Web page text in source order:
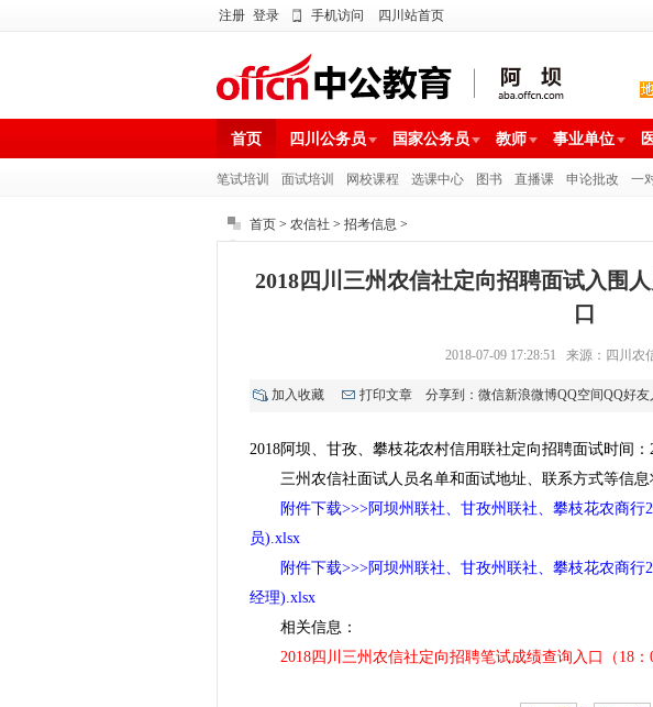
注册 登录 手机访问 四川站首页
首页 四川公务员 国家公务员 教师 事业单位
笔试培训 面试培训 网校课程 选课中心 图书 直播课 申论批改 一
首页 > 农信社 > 招考信息 >
2018四川三州农信社定向招聘面试入围
口
2018-07-09 17:28:51 来源：四川
加入收藏 打印文章 分享到： 微信新浪微博QQ空间QQ好友
2018阿坝、甘孜、攀枝花农村信用联社定向招聘面试时间：
三州农信社面试人员名单和面试地址、联系方式等信
附件下载>>>阿坝州联社、甘孜州联社、攀枝花农商
员).xlsx
附件下载>>>阿坝州联社、甘孜州联社、攀枝花农商行
经理).xlsx
相关信息：
2018四川三州农信社定向招聘笔试成绩查询入口（18：